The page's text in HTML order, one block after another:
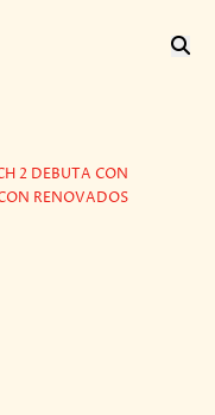
2 DEBUTA CON
RENOVADOS